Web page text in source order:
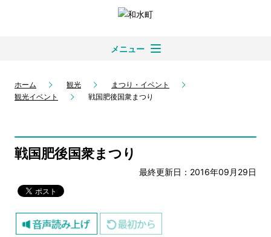
メニュー
ホーム 観光
まつり・イベント
観光イベント
戦国肥後国衆まつり
戦国肥後国衆まつり
最終更新日：2016年09月29日